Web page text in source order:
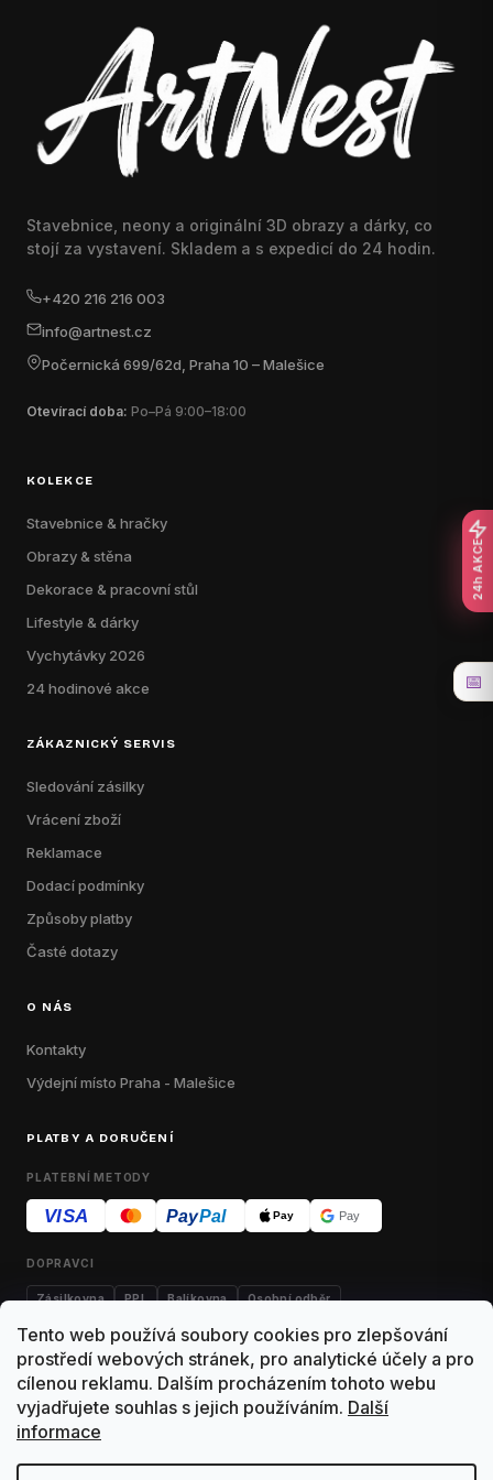
Tento web používá soubory cookies pro zlepšování
prostředí webových stránek, pro analytické účely a pro
cílenou reklamu. Dalším procházením tohoto webu
vyjadřujete souhlas s jejich používáním. Další
informace
Stavebnice, neony a originální 3D obrazy a dárky, co
stojí za vystavení. Skladem a s expedicí do 24 hodin.
+420 216 216 003
info@artnest.cz
Počernická 699/62d, Praha 10 – Malešice
Otevírací doba: Po–Pá 9:00–18:00
KOLEKCE
Stavebnice & hračky
Obrazy & stěna
Dekorace & pracovní stůl
Lifestyle & dárky
Vychytávky 2026
24 hodinové akce
ZÁKAZNICKÝ SERVIS
Sledování zásilky
Vrácení zboží
Reklamace
Dodací podmínky
Způsoby platby
Časté dotazy
O NÁS
Kontakty
Výdejní místo Praha - Malešice
PLATBY A DORUČENÍ
PLATEBNÍ METODY
VISA PayPal Pay Pay
DOPRAVCI
Zásilkovna PPL Balíkovna Osobní odběr
KontaktyObchodní podmínkyDodací podmínky
Výdejní místo Malešice
Ochrana osobních údajů
24h AKCE
📅